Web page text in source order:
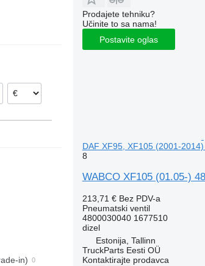
in)
Prodajete tehniku?
Učinite to sa nama!
Postavite oglas
DAF XF95, XF105 (2001-
8
WABCO XF105 (01.05-)
213,71 € Bez PDV-a
Pneumatski ventil
4800030040 1677510
dizel
Estonija, Tallinn
TruckParts Eesti OÜ
Kontaktirajte prodavca